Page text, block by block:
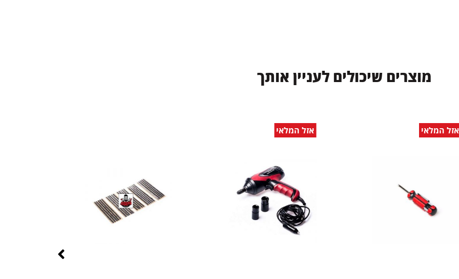
ולים לעניין אותך
אזל המלאי אזל המלאי